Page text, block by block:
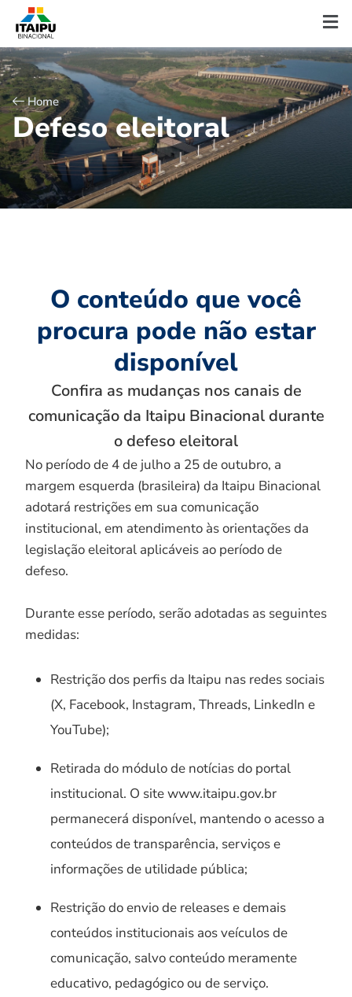
Home
Defeso eleitoral
O conteúdo que você
procura pode não estar
disponível
Confira as mudanças nos canais de
comunicação da Itaipu Binacional durante
o defeso eleitoral
No período de 4 de julho a 25 de outubro, a
margem esquerda (brasileira) da Itaipu Binacional
adotará restrições em sua comunicação
institucional, em atendimento às orientações da
legislação eleitoral aplicáveis ao período de
defeso.
Durante esse período, serão adotadas as seguintes
medidas:
Restrição dos perfis da Itaipu nas redes sociais
(X, Facebook, Instagram, Threads, LinkedIn e
YouTube);
Retirada do módulo de notícias do portal
institucional. O site www.itaipu.gov.br
permanecerá disponível, mantendo o acesso a
conteúdos de transparência, serviços e
informações de utilidade pública;
Restrição do envio de releases e demais
conteúdos institucionais aos veículos de
comunicação, salvo conteúdo meramente
educativo, pedagógico ou de serviço.